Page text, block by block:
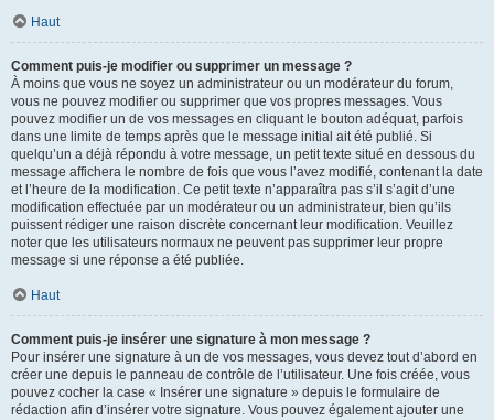
Haut
Comment puis-je modifier ou supprimer un message ?
À moins que vous ne soyez un administrateur ou un modérateur du forum,
vous ne pouvez modifier ou supprimer que vos propres messages. Vous
pouvez modifier un de vos messages en cliquant le bouton adéquat, parfois
dans une limite de temps après que le message initial ait été publié. Si
quelqu’un a déjà répondu à votre message, un petit texte situé en dessous du
message affichera le nombre de fois que vous l’avez modifié, contenant la date
et l’heure de la modification. Ce petit texte n’apparaîtra pas s’il s’agit d’une
modification effectuée par un modérateur ou un administrateur, bien qu’ils
puissent rédiger une raison discrète concernant leur modification. Veuillez
noter que les utilisateurs normaux ne peuvent pas supprimer leur propre
message si une réponse a été publiée.
Haut
Comment puis-je insérer une signature à mon message ?
Pour insérer une signature à un de vos messages, vous devez tout d’abord en
créer une depuis le panneau de contrôle de l’utilisateur. Une fois créée, vous
pouvez cocher la case « Insérer une signature » depuis le formulaire de
rédaction afin d’insérer votre signature. Vous pouvez également ajouter une